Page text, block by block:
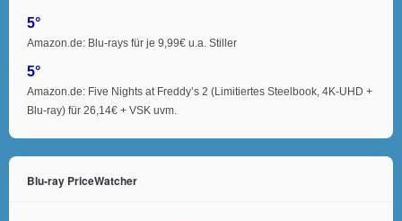
5°
Amazon.de: Blu-rays für je 9,99€ u.a. Stiller
5°
Amazon.de: Five Nights at Freddy’s 2 (Limitiertes Steelbook, 4K-UHD +
Blu-ray) für 26,14€ + VSK uvm.
Blu-ray PriceWatcher